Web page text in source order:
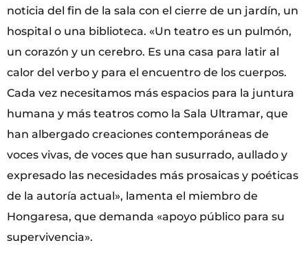
noticia del fin de la sala con el cierre de un jardín, un
hospital o una biblioteca. «Un teatro es un pulmón,
un corazón y un cerebro. Es una casa para latir al
calor del verbo y para el encuentro de los cuerpos.
Cada vez necesitamos más espacios para la juntura
humana y más teatros como la Sala Ultramar, que
han albergado creaciones contemporáneas de
voces vivas, de voces que han susurrado, aullado y
expresado las necesidades más prosaicas y poéticas
de la autoría actual», lamenta el miembro de
Hongaresa, que demanda «apoyo público para su
supervivencia».